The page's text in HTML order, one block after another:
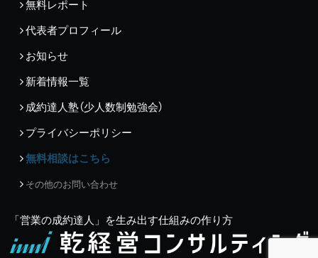
無料レポート
代表者プロフィール
お知らせ
新着情報一覧
成約達人塾（少人数制勉強会）
プライバシーポリシー
無料相談はこちら
その他のお問い合わせ
「営業の成約達人」を生み出す仕組みの作り方